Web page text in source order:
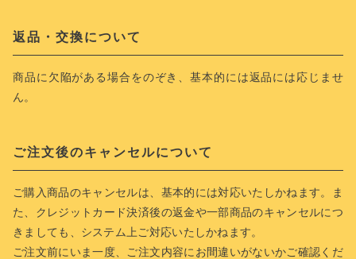
返品・交換について
商品に欠陥がある場合をのぞき、基本的には返品には応じませ
ん。
ご注文後のキャンセルについて
ご購入商品のキャンセルは、基本的には対応いたしかねます。ま
た、クレジットカード決済後の返金や一部商品のキャンセルにつ
きましても、システム上ご対応いたしかねます。
ご注文前にいま一度、ご注文内容にお間違いがないかご確認くだ